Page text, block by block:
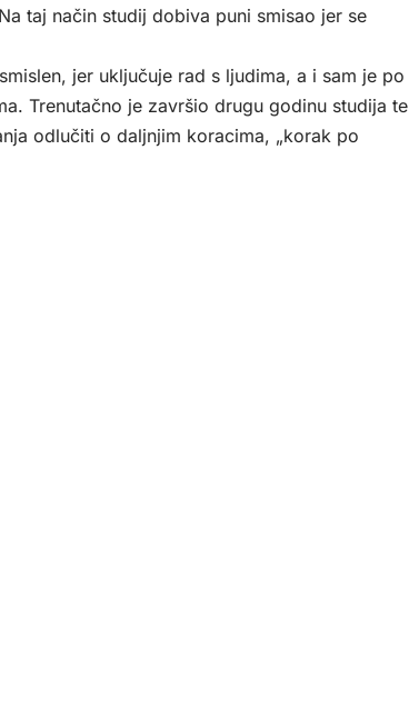
taj način studij dobiva puni smisao jer se
jer uključuje rad s ljudima, a i sam je po
Trenutačno je završio drugu godinu studija te
odlučiti o daljnjim koracima, „korak po